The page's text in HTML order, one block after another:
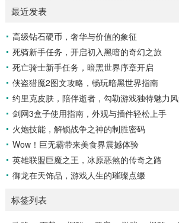
滑球，击球手需要在极短的时间内
和落点，然后调整自己的击球动作
色的视力和反应能力,更需要大量的
最近发表
高级钻石硬币，奢华与价值的象征
死骑新手任务，开启初入黑暗的奇幻之旅
死亡骑士新手任务，暗黑世界序章开启
侠盗猎魔2图文攻略，畅玩暗黑世界指南
约里克皮肤，陪伴逝者，勾勒游戏独特魅力
剑网3盒子使用指南，外观与插件轻松上手
火炮技能，解锁战争之神的制胜密码
Wow！巨无霸带来美食界震撼体验
英雄联盟巨魔之王，冰原恶煞的传奇之路
御龙在天饰品，游戏人生的璀璨点缀
标签列表